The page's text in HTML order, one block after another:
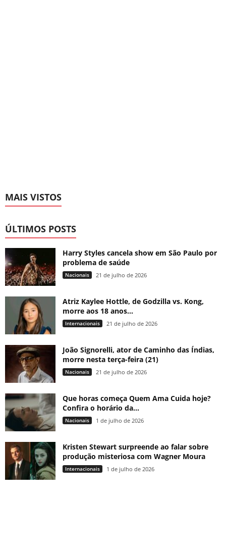
MAIS VISTOS
ÚLTIMOS POSTS
Harry Styles cancela show em São Paulo por
problema de saúde
Nacionais 21 de julho de 2026
Atriz Kaylee Hottle, de Godzilla vs. Kong,
morre aos 18 anos...
Internacionais 21 de julho de 2026
João Signorelli, ator de Caminho das Índias,
morre nesta terça-feira (21)
Nacionais 21 de julho de 2026
Que horas começa Quem Ama Cuida hoje?
Confira o horário da...
Nacionais 1 de julho de 2026
Kristen Stewart surpreende ao falar sobre
produção misteriosa com Wagner Moura
Internacionais 1 de julho de 2026